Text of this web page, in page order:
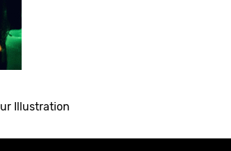
Illustration